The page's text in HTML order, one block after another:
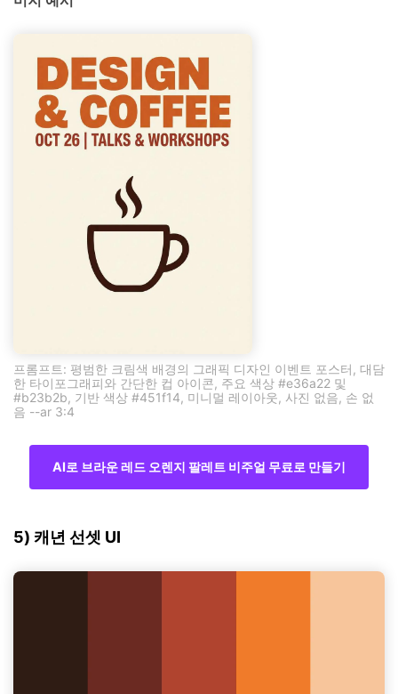
프롬프트: 평범한 크림색 배경의 그래픽 디자인 이벤트 포스터, 대담
한 타이포그래피와 간단한 컵 아이콘, 주요 색상 #e36a22 및
#b23b2b, 기반 색상 #451f14, 미니멀 레이아웃, 사진 없음, 손 없
음 --ar 3:4
AI로 브라운 레드 오렌지 팔레트 비주얼 무료로 만들기
5) 캐년 선셋 UI